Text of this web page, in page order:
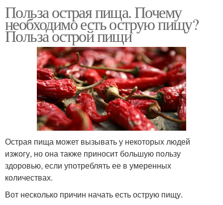
Польза острая пища. Почему
необходимо есть острую пищу?
Польза острой пищи
Острая пища может вызывать у некоторых людей
изжогу, но она также приносит большую пользу
здоровью, если употреблять ее в умеренных
количествах.
Вот несколько причин начать есть острую пищу.